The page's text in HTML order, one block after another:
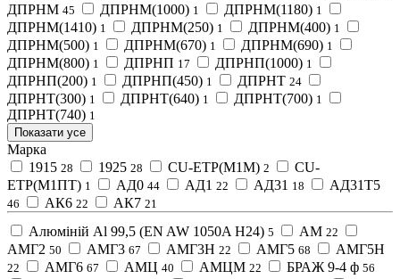
ДПРНМ 45 ДПРНМ(1000) 1 ДПРНМ(1180) 1
ДПРНМ(1410) 1 ДПРНМ(250) 1 ДПРНМ(400) 1
ДПРНМ(500) 1 ДПРНМ(670) 1 ДПРНМ(690) 1
ДПРНМ(800) 1 ДПРНП 17 ДПРНП(1000) 1
ДПРНП(200) 1 ДПРНП(450) 1 ДПРНТ 24
ДПРНТ(300) 1 ДПРНТ(640) 1 ДПРНТ(700) 1
ДПРНТ(740) 1
Показати усе
Марка
1915 28 1925 28 CU-ETP(M1M) 2
CU-
ETP(M1ПТ) 1 АД0 44 АД1 22 АД31 18 АД31Т5
46 АК6 22 АК7 21
Алюміній Al 99,5 (EN AW 1050A H24) 5 АМ 22
АМГ2 50 АМГ3 67 АМГ3Н 22 АМГ5 68 АМГ5Н
22 АМГ6 67 АМЦ 40 АМЦМ 22 БРАЖ 9-4 ф 56